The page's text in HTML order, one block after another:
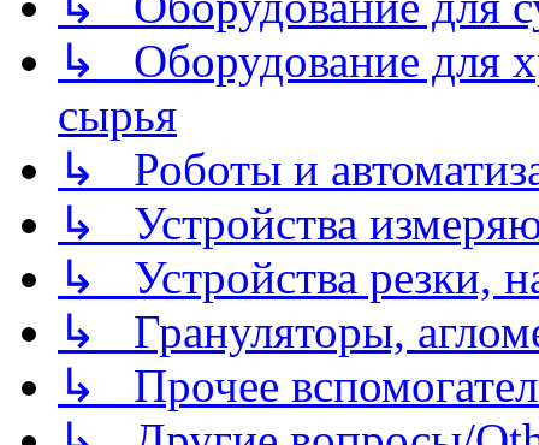
↳ Оборудование для
сырья
↳ Роботы и
↳ Устройства
↳ Устройства резки,
↳ Грануляторы,
↳ Прочее